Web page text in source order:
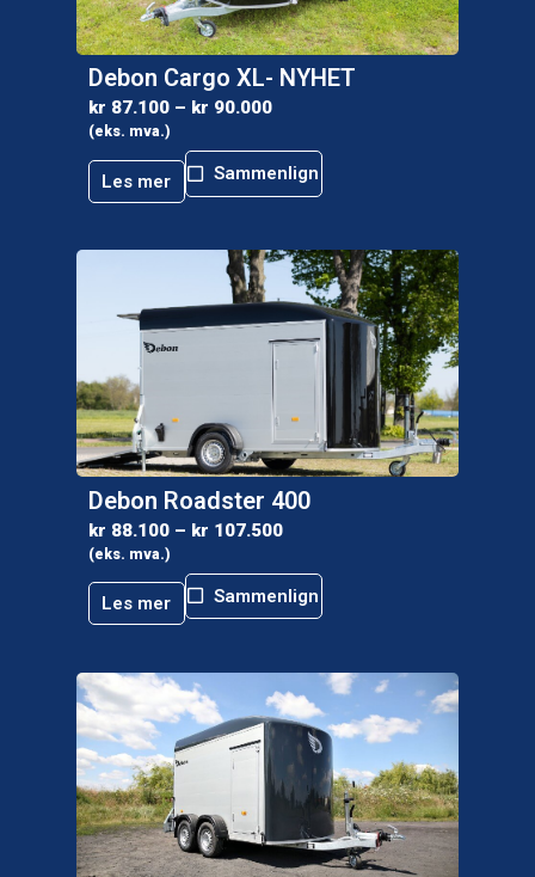
Debon Cargo XL- NYHET
kr 87.100 – kr 90.000
(eks. mva.)
Les mer Sammenlign
Debon Roadster 400
kr 88.100 – kr 107.500
(eks. mva.)
Les mer Sammenlign